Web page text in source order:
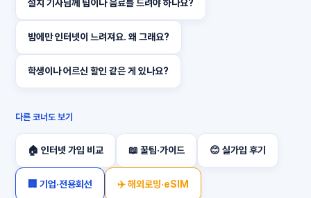
설치 기사님께 팁이나 음료를 드려야 하나요?
밤에만 인터넷이 느려져요. 왜 그래요?
학생이나 어르신 할인 같은 게 있나요?
다른 코너도 보기
🏠 인터넷 가입 비교 📖 꿀팁·가이드 😊 실가입 후기
🏢 기업·전용회선 ✈️ 해외로밍·eSIM